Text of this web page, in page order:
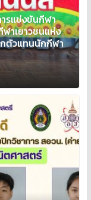
รแข่งขันกีฬา
าเยาวชนแห่ง
กตัวแทนนักกีฬา